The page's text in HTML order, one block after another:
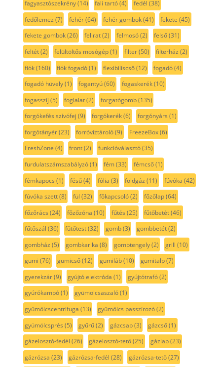
fagyasztószekrény(14) fali tartó(4) fedél (38)
fedőlemez (7) fehér(64) fehér gombok(41) fekete (45)
fekete gombok(26) felirat(2) felmosó(2) felső(31)
feltét(2) felültöltős mosógép(1) filter(50) filterház (2)
fiók(160) fiók fogadó(1) flexibiliscső(12) fogadó(4)
fogadó hüvely(1) fogantyú(60) fogaskerék(10)
fogasszíj (5) foglalat(2) forgatógomb(135)
forgókefés szívófej (9) forgókerék(6) forgónyárs (1)
forgótányér(23) forróvíztároló(9) FreezeBox(6)
FreshZone (4) front(2) funkcióválasztó(35)
furdulatszámszabályzó(1) fém(33) fémcső(1)
fémkapocs (1) fésű(4) fólia (3) földgáz (11) fúvóka (42)
fúvóka szett(8) fül (32) főkapcsoló(2) főzőlap(64)
főzőrács (24) főzőzóna (10) fűtés (25) fűtőbetét(46)
fűtőszál (36) fűtőtest(32) gomb(3) gombbetét(2)
gombház (5) gombkarika (8) gombtengely(2) grill (10)
gumi (76) gumicső(12) gumiláb(10) gumitalp(7)
gyerekzár(9) gyújtó elektróda (1) gyújtótrafó(2)
gyúrókampó(1) gyümölcsaszaló(1)
gyümölcscentrifuga (13) gyümölcs passzírozó(2)
gyümölcsprés (5) gyűrű(2) gázcsap(3) gázcső(1)
gázelosztó-fedél (26) gázelosztó-tető(25) gázlap(23)
gázrózsa (23) gázrózsa-fedél (28) gázrózsa-tető(27)